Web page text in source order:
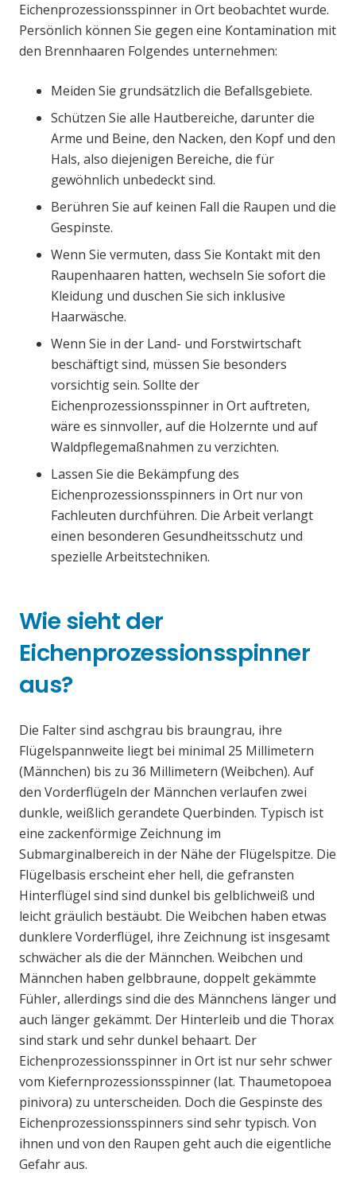
Eichenprozessionsspinner in Ort beobachtet wurde.
Persönlich können Sie gegen eine Kontamination mit
den Brennhaaren Folgendes unternehmen:
Meiden Sie grundsätzlich die Befallsgebiete.
Schützen Sie alle Hautbereiche, darunter die
Arme und Beine, den Nacken, den Kopf und den
Hals, also diejenigen Bereiche, die für
gewöhnlich unbedeckt sind.
Berühren Sie auf keinen Fall die Raupen und die
Gespinste.
Wenn Sie vermuten, dass Sie Kontakt mit den
Raupenhaaren hatten, wechseln Sie sofort die
Kleidung und duschen Sie sich inklusive
Haarwäsche.
Wenn Sie in der Land- und Forstwirtschaft
beschäftigt sind, müssen Sie besonders
vorsichtig sein. Sollte der
Eichenprozessionsspinner in Ort auftreten,
wäre es sinnvoller, auf die Holzernte und auf
Waldpflegemaßnahmen zu verzichten.
Lassen Sie die Bekämpfung des
Eichenprozessionsspinners in Ort nur von
Fachleuten durchführen. Die Arbeit verlangt
einen besonderen Gesundheitsschutz und
spezielle Arbeitstechniken.
Wie sieht der
Eichenprozessionsspinner
aus?
Die Falter sind aschgrau bis braungrau, ihre
Flügelspannweite liegt bei minimal 25 Millimetern
(Männchen) bis zu 36 Millimetern (Weibchen). Auf
den Vorderflügeln der Männchen verlaufen zwei
dunkle, weißlich gerandete Querbinden. Typisch ist
eine zackenförmige Zeichnung im
Submarginalbereich in der Nähe der Flügelspitze. Die
Flügelbasis erscheint eher hell, die gefransten
Hinterflügel sind sind dunkel bis gelblichweiß und
leicht gräulich bestäubt. Die Weibchen haben etwas
dunklere Vorderflügel, ihre Zeichnung ist insgesamt
schwächer als die der Männchen. Weibchen und
Männchen haben gelbbraune, doppelt gekämmte
Fühler, allerdings sind die des Männchens länger und
auch länger gekämmt. Der Hinterleib und die Thorax
sind stark und sehr dunkel behaart. Der
Eichenprozessionsspinner in Ort ist nur sehr schwer
vom Kiefernprozessionsspinner (lat. Thaumetopoea
pinivora) zu unterscheiden. Doch die Gespinste des
Eichenprozessionsspinners sind sehr typisch. Von
ihnen und von den Raupen geht auch die eigentliche
Gefahr aus.